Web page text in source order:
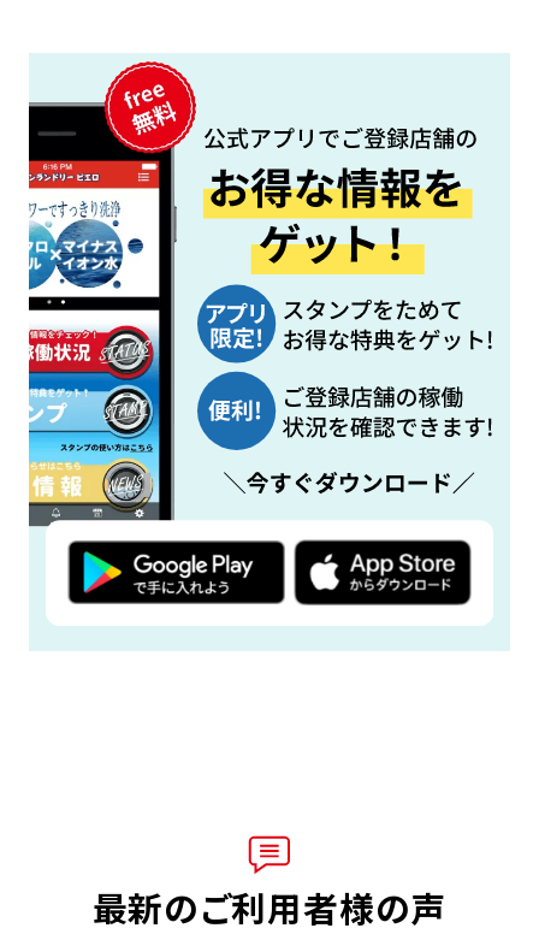
最新のご利用者様の声